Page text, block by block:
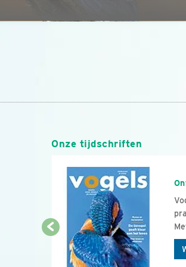
Onze tijdschriften